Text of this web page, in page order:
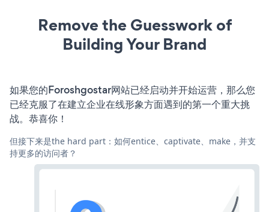
Remove the Guesswork of
Building Your Brand
如果您的Foroshgostar网站已经启动并开始运营，那么您
已经克服了在建立企业在线形象方面遇到的第一个重大挑
战。恭喜你！
但接下来是the hard part：如何entice、captivate、make，并支
持更多的访问者？